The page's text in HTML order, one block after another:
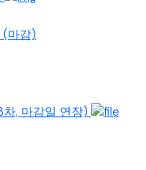
(마감)
, 마감일 연장)